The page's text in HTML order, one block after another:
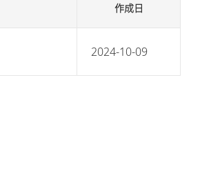
作成日
2024-10-09